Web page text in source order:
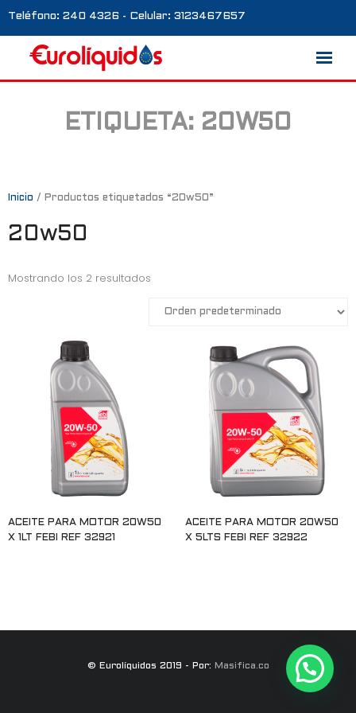
Teléfono: 240 4326 - Celular: 3123467657
Marcas
Blog
Galería
ETIQUETA: 20W50
Inicio / Productos etiquetados “20w50”
20w50
Mostrando los 2 resultados
ACEITE PARA MOTOR 20W50
X 1LT FEBI REF 32921
ACEITE PARA MOTOR 20W50
X 5LTS FEBI REF 32922
© Eurolíquidos 2019 - Por: Masifica.co